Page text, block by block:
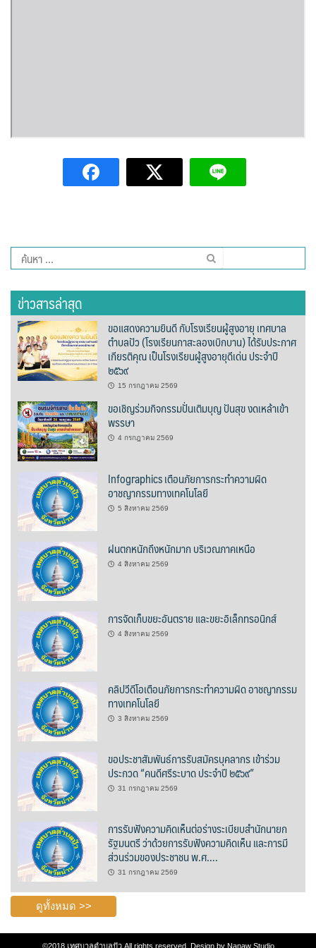
HOMU Villa
Montha Residence
ก๋างโต้งคอฟฟี่รีสอร์ท
ชมพูภูคารีสอร์ท
ต้นแหลงโฮมสเตย์
ตูบฮิมโต้งโฮมสเตย์
นะลาวิวรีสอร์ท
นาต้นบัวโฮมสเตย์
น่านปัว รีสอร์ท
นาเหล่า เก๊าสลี โฮมสเตย์
นาไผ่ปัววิว
บวกบัววิวรีสอร์ท
บ้านกังหัน @ ปัวคอทเทจ
บ้านต้นคูณ
บ้านนาโฮมสเตย์
บ้านปัว ปลายนา
บ้านพักชมดอย
บ้านยลญภา
บ้านริมทุ่งรีสอร์ท
บ้านสวนศรีสุขโฮมสเตย์
บ้านฮิมนาปัว
บ้านไม้ปลายนา
ค้นหา
สำหรับ:
ข่าวสารล่าสุด
ขอแสดงความยินดี กับโรงเรียนผู้สูงอายุ เทศบาล
ตำบลปัว (โรงเรียนกาสะลองเบิกบาน) ได้รับประกาศ
เกียรติคุณ เป็นโรงเรียนผู้สูงอายุดีเด่น ประจำปี
๒๕๖๙
15 กรกฎาคม 2569
ขอเชิญร่วมกิจกรรมปั่นเติมบุญ ปันสุข งดเหล้าเข้า
พรรษา
4 กรกฎาคม 2569
Infographics เตือนภัยการกระทำความผิด
อาชญากรรมทางเทคโนโลยี
5 สิงหาคม 2569
ฝนตกหนักถึงหนักมาก บริเวณภาคเหนือ
4 สิงหาคม 2569
การจัดเก็บขยะอันตราย และขยะอิเล็กทรอนิกส์
4 สิงหาคม 2569
คลิปวีดีโอเตือนภัยการกระทำความผิด อาชญากรรม
ทางเทคโนโลยี
3 สิงหาคม 2569
ขอประชาสัมพันธ์การรับสมัครบุคลากร เข้าร่วม
ประกวด “คนดีศรีระบาด ประจำปี ๒๕๖๙”
31 กรกฎาคม 2569
การรับฟังความคิดเห็นต่อร่างระเบียบสำนักนายก
รัฐมนตรี ว่าด้วยการรับฟังความคิดเห็น และการมี
ส่วนร่วมของประชาชน พ.ศ….
31 กรกฎาคม 2569
ดูทั้งหมด >>
©2018 เทศบาลตำบลปัวAll rights reserved. Design by Nanaw Studio